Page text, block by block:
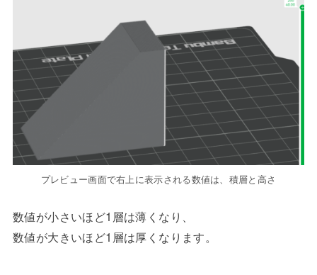
プレビュー画面で右上に表示される数値は、積層と高さ
数値が小さいほど1層は薄くなり、
数値が大きいほど1層は厚くなります。